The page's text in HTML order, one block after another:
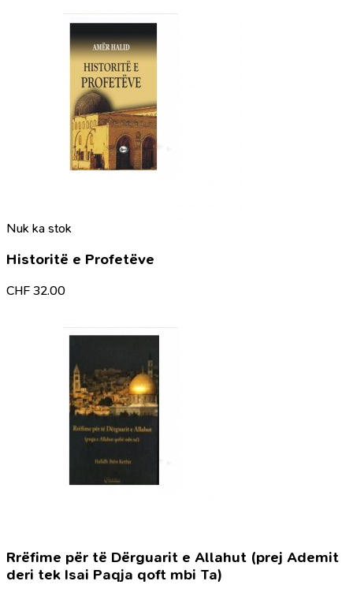
Nuk ka stok
Historitë e Profetëve
CHF 32.00
Rrëfime për të Dërguarit e Allahut (prej Ademit
deri tek Isai Paqja qoft mbi Ta)